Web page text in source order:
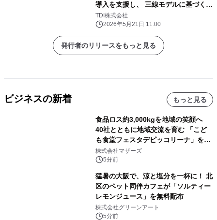
導入を支援し、 三線モデルに基づく
ERM体制再構築に貢献
TDI株式会社
2026年5月21日 11:00
発行者のリリースをもっと見る
ビジネスの新着 もっと見る
食品ロス約3,000kgを地域の笑顔へ
40社とともに地域交流を育む 「こど
も食堂フェスタデピッコリーナ」を9
月5日(土)開催
株式会社マザーズ
5分前
猛暑の大阪で、涼と塩分を一杯に！ 北
区のペット同伴カフェが「ソルティー
レモンジュース」を無料配布
株式会社グリーンアート
5分前